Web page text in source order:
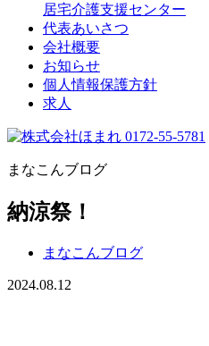
居宅介護支援センター
代表あいさつ
会社概要
お知らせ
個人情報保護方針
求人
0172-55-5781
まなこんブログ
納涼祭！
まなこんブログ
2024.08.12